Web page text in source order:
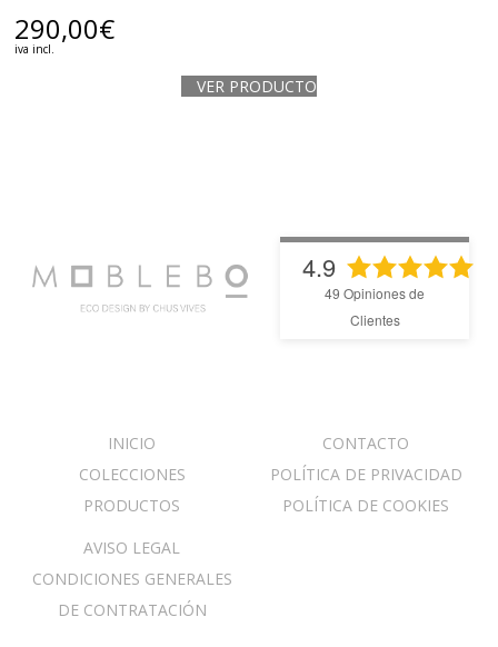
290,00€
iva incl.
VER PRODUCTO
4.9
49 Opiniones de
Clientes
INICIO
COLECCIONES
PRODUCTOS
CONTACTO
POLÍTICA DE PRIVACIDAD
POLÍTICA DE COOKIES
AVISO LEGAL
CONDICIONES GENERALES
DE CONTRATACIÓN